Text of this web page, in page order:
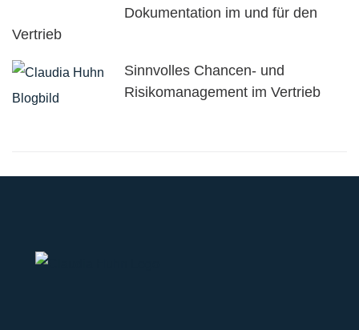
Dokumentation im und für den
Vertrieb
Sinnvolles Chancen- und
Risikomanagement im Vertrieb